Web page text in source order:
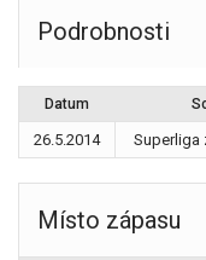
Podrobnosti
Datum
26.5.2014 Superliga
Místo zápasu